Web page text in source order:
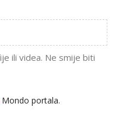
ili videa. Ne smije biti
Mondo portala.